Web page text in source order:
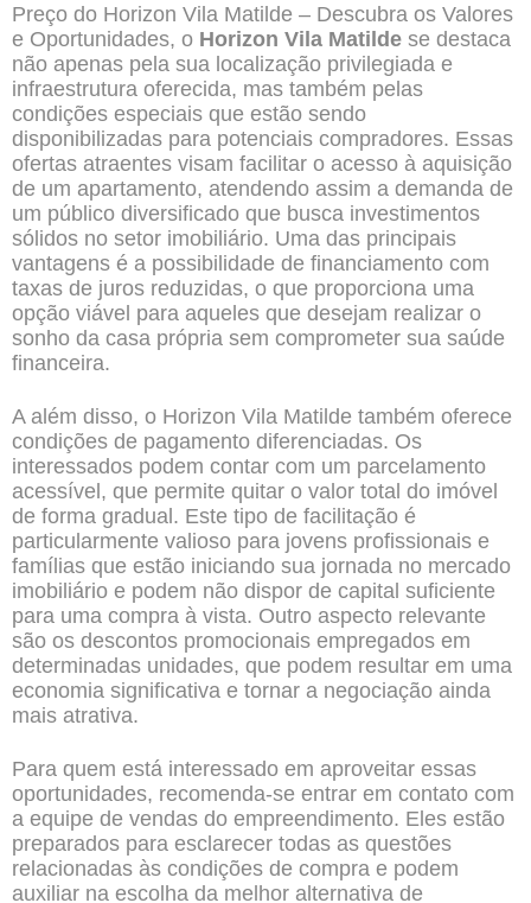
Preço do Horizon Vila Matilde – Descubra os Valores
e Oportunidades, o Horizon Vila Matilde se destaca
não apenas pela sua localização privilegiada e
infraestrutura oferecida, mas também pelas
condições especiais que estão sendo
disponibilizadas para potenciais compradores. Essas
ofertas atraentes visam facilitar o acesso à aquisição
de um apartamento, atendendo assim a demanda de
um público diversificado que busca investimentos
sólidos no setor imobiliário. Uma das principais
vantagens é a possibilidade de financiamento com
taxas de juros reduzidas, o que proporciona uma
opção viável para aqueles que desejam realizar o
sonho da casa própria sem comprometer sua saúde
financeira.
A além disso, o Horizon Vila Matilde também oferece
condições de pagamento diferenciadas. Os
interessados podem contar com um parcelamento
acessível, que permite quitar o valor total do imóvel
de forma gradual. Este tipo de facilitação é
particularmente valioso para jovens profissionais e
famílias que estão iniciando sua jornada no mercado
imobiliário e podem não dispor de capital suficiente
para uma compra à vista. Outro aspecto relevante
são os descontos promocionais empregados em
determinadas unidades, que podem resultar em uma
economia significativa e tornar a negociação ainda
mais atrativa.
Para quem está interessado em aproveitar essas
oportunidades, recomenda-se entrar em contato com
a equipe de vendas do empreendimento. Eles estão
preparados para esclarecer todas as questões
relacionadas às condições de compra e podem
auxiliar na escolha da melhor alternativa de